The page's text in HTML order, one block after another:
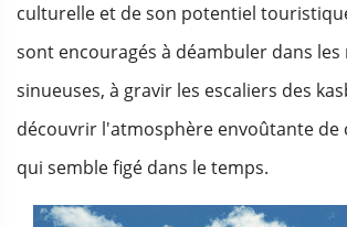
culturelle et de son potentiel
sont encouragés à déambuler dans les
sinueuses, à gravir les escaliers des
découvrir l'atmosphère envoûtante de
qui semble figé dans le temps.